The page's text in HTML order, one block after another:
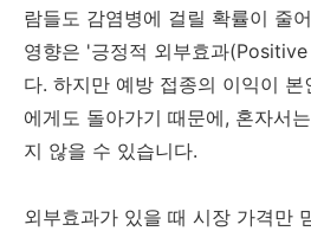
람들도 감염병에 걸릴 확률이 줄
영향은 '긍정적 외부효과
다. 하지만 예방 접종의 이익이
에게도 돌아가기 때문에, 혼자서
지 않을 수 있습니다.
외부효과가 있을 때 시장 가격만